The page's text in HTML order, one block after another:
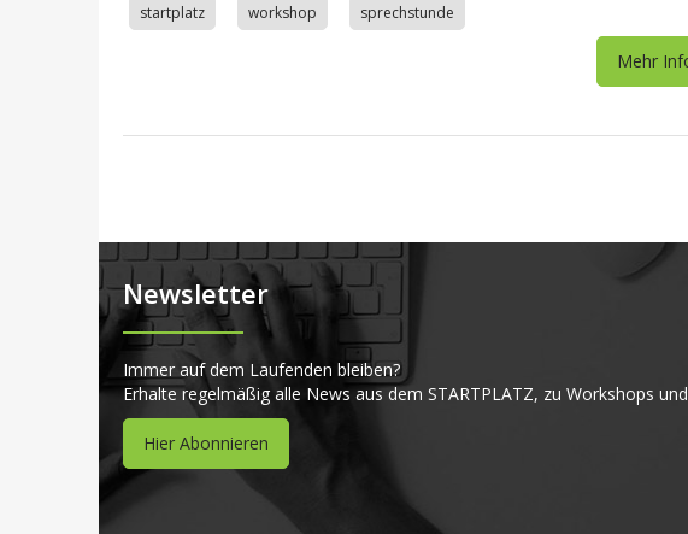
startplatz workshop sprechstunde
Mehr
Newsletter
Immer auf dem Laufenden bleiben?
Erhalte regelmäßig alle News aus dem STARTPLATZ, zu Workshops
Hier Abonnieren